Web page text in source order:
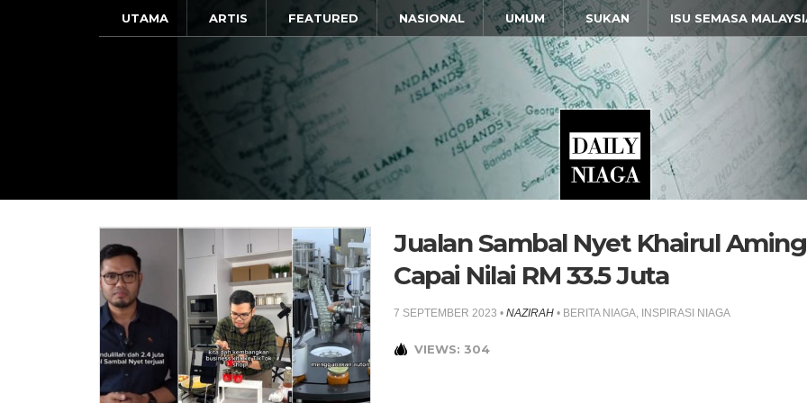
UTAMA ARTIS FEATURED NASIONAL UMUM SUKAN ISU SEMASA
Jualan Sambal Nyet Khairul Aming
Capai Nilai RM 33.5 Juta
7 SEPTEMBER 2023 • NAZIRAH • BERITA NIAGA, INSPIRASI NIAGA
VIEWS: 304